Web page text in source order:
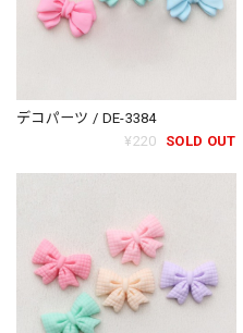
デコパーツ / DE-3384
¥220
SOLD OUT